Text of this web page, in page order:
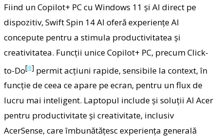
Fiind un Copilot+ PC cu Windows 11 și AI direct pe
dispozitiv, Swift Spin 14 AI oferă experiențe AI
concepute pentru a stimula productivitatea și
creativitatea. Funcții unice Copilot+ PC, precum Click-
to-Do[iii] permit acțiuni rapide, sensibile la context, în
funcție de ceea ce apare pe ecran, pentru un flux de
lucru mai inteligent. Laptopul include și soluții AI Acer
pentru productivitate și creativitate, inclusiv
AcerSense, care îmbunătățesc experiența generală